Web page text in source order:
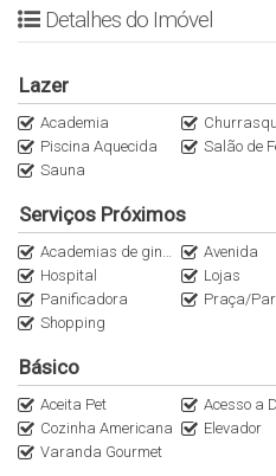
fácil acesso ao metrô, hospitais,
amplas, cozinha, copa,
imóvel é perfeito para quem
disso, o prédio conta com
para deficientes e uma bela praça
Não perca a oportunidade de
valorizados de São Paulo.
este incrível apartamento por
essa chance passar, entre em
A ImobiliáriaItaliana Consultoria
especialistas em apartamentos
bairros da Zona Oeste e Sul
WhatsApp (11)95116.2558.
Detalhes do Imóvel
Lazer
Academia
Piscina Aquecida
Salão de
Sauna
Serviços Próximos
Academias de ginástica Avenida
Hospital
Lojas
Panificadora
Praça/
Shopping
Básico
Aceita Pet Acesso a
Cozinha Americana
Elevador
Varanda Gourmet